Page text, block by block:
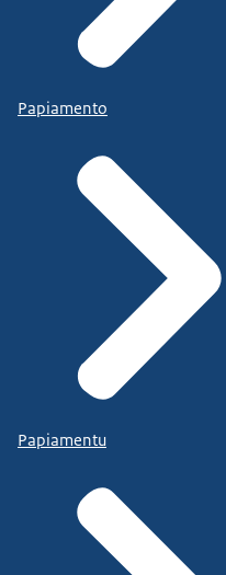
Papiamento
Papiamentu